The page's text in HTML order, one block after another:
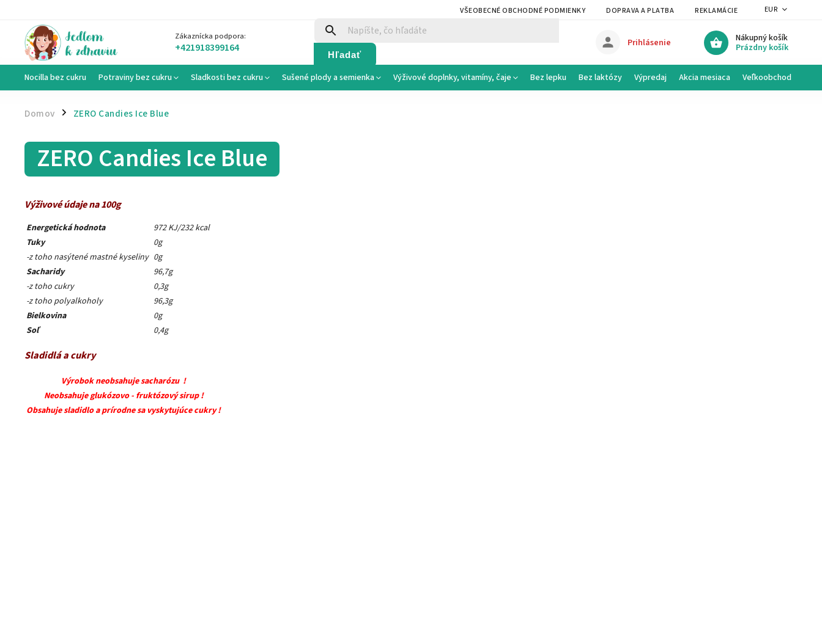
VŠEOBECNÉ OBCHODNÉ PODMIENKY DOPRAVA A PLATBA REKLAMÁCIE A VRÁTENIE
EUR
Zákaznícka podpora:
+421918399164 Hľadať
Nákupný košík
Prázdny košík
Prihlásenie
Nocilla bez cukru Potraviny bez cukru Sladkosti bez cukru Sušené plody a semienka Výživové doplnky, vitamíny, čaje Bez lepku Bez laktózy Výpredaj Akcia mesiaca Veľkoobchod
Domov / ZERO Candies Ice Blue
ZERO Candies Ice Blue
Výživové údaje na 100g
Energetická hodnota
972 KJ/232 kcal
Tuky
0g
-z toho nasýtené mastné kyseliny 0g
Sacharidy
96,7g
-z toho cukry
0,3g
-z toho polyalkoholy
96,3g
Bielkovina
0g
Soľ
0,4g
Sladidlá a cukry
Výrobok neobsahuje sacharózu !
Neobsahuje glukózovo - fruktózový sirup !
Obsahuje sladidlo a prírodne sa vyskytujúce cukry !